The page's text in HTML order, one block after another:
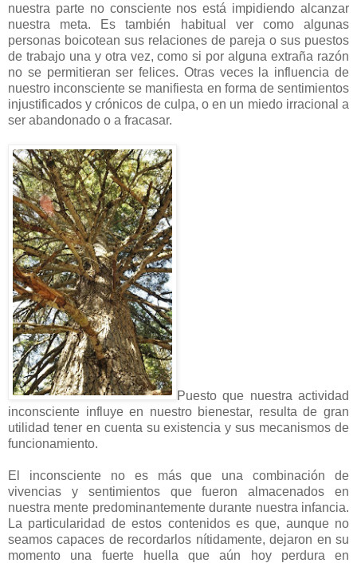
nuestra parte no consciente nos está impidiendo alcanzar
nuestra meta. Es también habitual ver como algunas
personas boicotean sus relaciones de pareja o sus puestos
de trabajo una y otra vez, como si por alguna extraña razón
no se permitieran ser felices. Otras veces la influencia de
nuestro inconsciente se manifiesta en forma de sentimientos
injustificados y crónicos de culpa, o en un miedo irracional a
ser abandonado o a fracasar.
Puesto que nuestra actividad
inconsciente influye en nuestro bienestar, resulta de gran
utilidad tener en cuenta su existencia y sus mecanismos de
funcionamiento.
El inconsciente no es más que una combinación de
vivencias y sentimientos que fueron almacenados en
nuestra mente predominantemente durante nuestra infancia.
La particularidad de estos contenidos es que, aunque no
seamos capaces de recordarlos nítidamente, dejaron en su
momento una fuerte huella que aún hoy perdura en